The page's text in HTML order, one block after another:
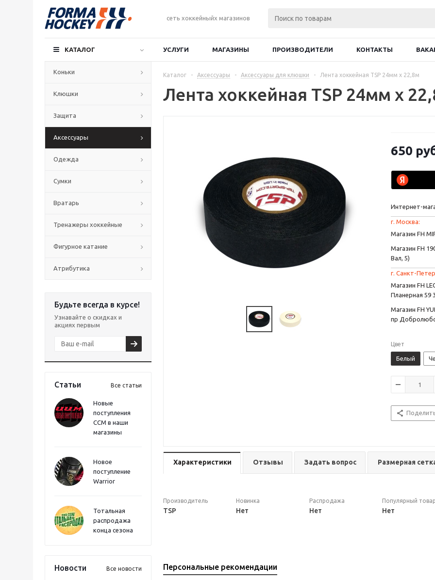
сеть хоккейныйх магазинов
КАТАЛОГ УСЛУГИ МАГАЗИНЫ ПРОИЗВОДИТЕЛИ КОНТАКТЫ
Коньки
Клюшки
Защита
Аксессуары
Одежда
Сумки
Вратарь
Тренажеры хоккейные
Фигурное катание
Атрибутика
Будьте всегда в курсе!
Узнавайте о скидках и
акциях первым
Статьи Все статьи
Новые
поступления
CCM в наши
магазины
Новое
поступление
Warrior
Тотальная
распродажа
конца сезона
Новости Все новости
Каталог - Аксессуары - Аксессуары для клюшки - Лента хоккейная TSP 24мм x 22,8м
Лента хоккейная TSP 24мм x
650
Интернет-
г. Москва:
Магазин FH
Магазин FH
Вал, 5)
г. Санкт-
Магазин FH
Планерная 59
Магазин FH
пр
Цвет
Белый
Характеристики Отзывы Задать вопрос Размерная
Производитель
TSP
Новинка
Нет
Распродажа
Нет
Популярный
Нет
Персональные рекомендации